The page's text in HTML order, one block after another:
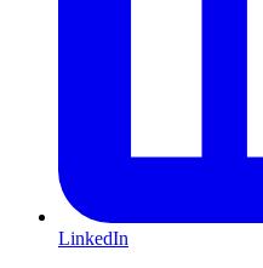
LinkedIn